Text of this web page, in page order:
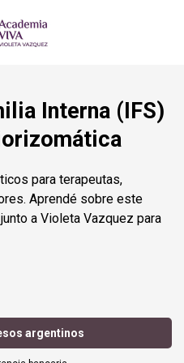
Interna (IFS)
para terapeutas,
Aprendé sobre este
a Violeta Vazquez para
argentinos